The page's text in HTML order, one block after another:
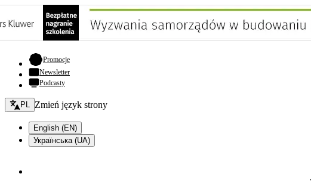
Promocje- otwiera się w nowej karcie
Newsletter
Podcasty
Zmień język - bieżący:
PL Zmień język strony
English (EN)
Українська (UA)